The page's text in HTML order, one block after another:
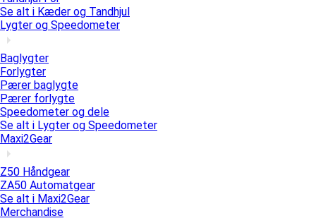
Se alt i Kæder og Tandhjul
Lygter og Speedometer
Baglygter
Forlygter
Pærer baglygte
Pærer forlygte
Speedometer og dele
Se alt i Lygter og Speedometer
Maxi2Gear
Z50 Håndgear
ZA50 Automatgear
Se alt i Maxi2Gear
Merchandise